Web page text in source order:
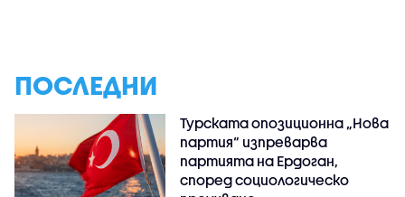
ПОСЛЕДНИ
Турската опозиционна „Нова
партия“ изпреварва
партията на Ердоган,
според социологическо